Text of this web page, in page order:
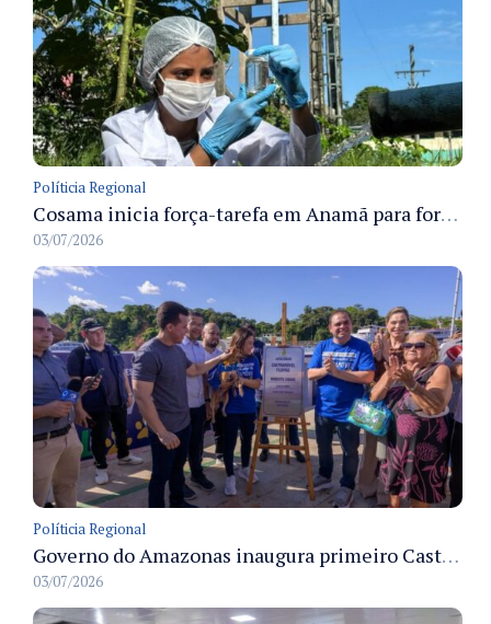
Políticia Regional
Cosama inicia força-tarefa em Anamã para fortalecer abastecimento de água e segurança hídrica da população
03/07/2026
Políticia Regional
Governo do Amazonas inaugura primeiro Castramóvel Fluvial para atendimento veterinário às comunidades ribeirinhas e castração gratuita
03/07/2026